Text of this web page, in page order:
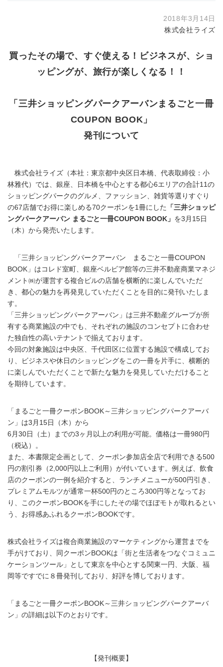
2018年3月14日
株式会社ライズ
買ったその場で、すぐ使える！ビジネスが、ショ
ッピングが、旅行が楽しくなる！！
「三井ショッピングパークアーバンまるごと一冊
COUPON BOOK」
発刊について
株式会社ライズ（本社：東京都中央区日本橋、代表取締役：小
林雅代）では、銀座、日本橋を中心とする都心6エリアの合計11の
ショッピングパークのグルメ、ファッション、雑貨等選りすぐり
の67店舗でお得に楽しめる70クーポンを1冊にした
「三井ショッピ
ングパークアーバン まるごと一冊COUPON BOOK」 を3月15日
（木）から発売いたします。
「三井ショッピングパークアーバン まるごと一冊COUPON
BOOK」はコレド室町、銀座ベルビア館等の三井不動産商業マネジ
メント㈱が運営する複合ビルの店舗を横断的に楽しんでいただ
き、都心の魅力を再発見していただくことを目的に発刊いたしま
す。
「三井ショッピングパークアーバン」は三井不動産グループが所
有する商業施設の中でも、それぞれの施設のコンセプトに合わせ
た独自性の高いテナントで揃えております。
今回の対象施設は中央区、千代田区に位置する施設で構成してお
り、ビジネスや休日のショッピングをこの一冊を片手に、横断的
に楽しんでいただくことで新たな魅力を発見していただけること
を期待しています。
「まるごと一冊クーポンBOOK～三井ショッピングパークアーバ
ン」は3月15日（木）から
6月30日（土）までの3ヶ月以上の利用が可能。価格は一冊980円
（税込）。
また、本書限定企画として、クーポン参加店全店で利用できる500
円の割引券（2,000円以上ご利用）が付いています。例えば、飲食
店のクーポンの一例を紹介すると、ランチメニューが500円引き、
プレミアムモルツが通常一杯500円のところ300円等となってお
り、このクーポンBOOKを手にしたその場でほぼモトが取れるとい
う、お得感あふれるクーポンBOOKです。
株式会社ライズは複合商業施設のマーケティングから運営までを
手がけており、同クーポンBOOKは「街と生活者をつなぐコミュニ
ケーションツール」として東京を中心とする関東一円、大阪、福
岡等ですでに８冊発刊しており、好評を博しております。
「まるごと一冊クーポンBOOK～三井ショッピングパークアーバ
ン」の詳細は以下のとおりです。
【発刊概要】